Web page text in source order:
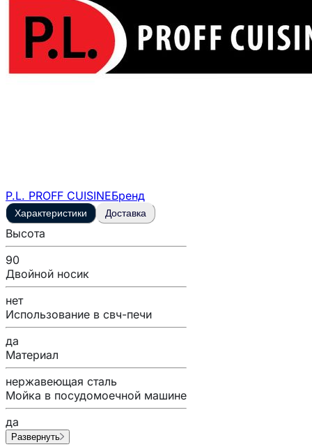
P.L. PROFF CUISINEБренд
Характеристики Доставка
Высота
90
Двойной носик
нет
Использование в свч-печи
да
Материал
нержавеющая сталь
Мойка в посудомоечной машине
да
Развернуть